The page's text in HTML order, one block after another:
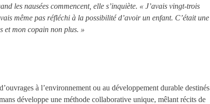
les nausées commencent, elle s’inquiète. « J’avais vingt-trois
même pas réfléchi à la possibilité d’avoir un enfant. C’était une
et mon copain non plus. »
à l’environnement ou au développement durable destinés
développe une méthode collaborative unique, mêlant récits de